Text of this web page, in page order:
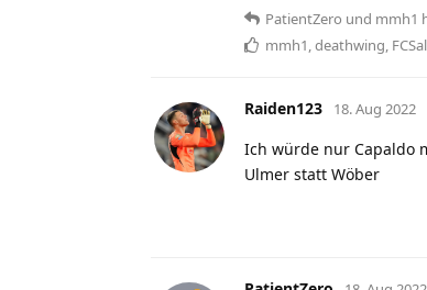
PatientZero und mmh1
mmh1,deathwing,
Raiden123 18. Aug 2022
Ich würde nur Capaldo
Ulmer statt Wöber